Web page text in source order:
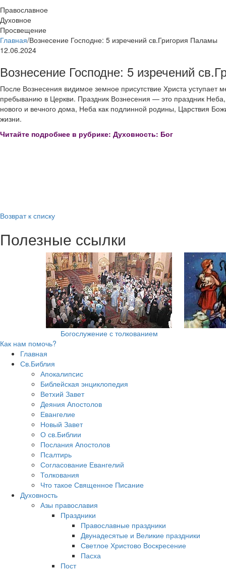
Православное
Духовное
Просвещение
Главная/Вознесение Господне: 5 изречений св.Григория Паламы
12.06.2024
Вознесение Господне: 5 изречений
После Вознесения видимое земное присутствие Христа уступает
пребыванию в Церкви. Праздник Вознесения — это праздник
нового и вечного дома, Неба как подлинной родины, Царствия
жизни.
Читайте подробнее в рубрике: Духовность: Бог
Возврат к списку
Полезные ссылки
Богослужение с толкованием
Как нам помочь?
Главная
Св.Библия
Апокалипсис
Библейская энциклопедия
Ветхий Завет
Деяния Апостолов
Евангелие
Новый Завет
О св.Библии
Послания Апостолов
Псалтирь
Согласование Евангелий
Толкования
Что такое Священное Писание
Духовность
Азы православия
Праздники
Православные праздники
Двунадесятые и Великие праздники
Светлое Христово Воскресение
Пасха
Пост